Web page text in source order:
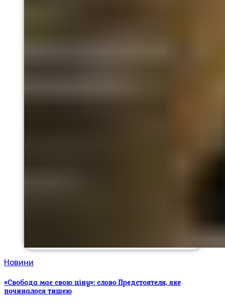
Новини
«Свобода має свою ціну»: слово Предстоятеля, яке
починалося тишею